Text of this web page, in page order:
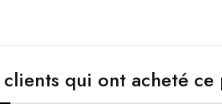
clients qui ont acheté